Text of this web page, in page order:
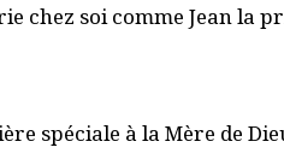
chez soi comme Jean la
spéciale à la Mère de